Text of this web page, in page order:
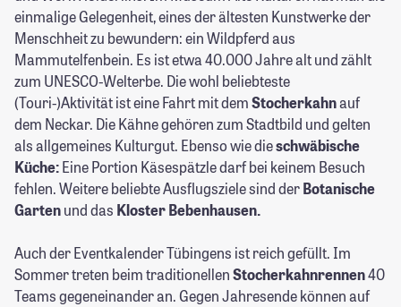
einmalige Gelegenheit, eines der ältesten Kunstwerke der
Menschheit zu bewundern: ein Wildpferd aus
Mammutelfenbein. Es ist etwa 40.000 Jahre alt und zählt
zum UNESCO-Welterbe. Die wohl beliebteste
(Touri-)Aktivität ist eine Fahrt mit demStocherkahnauf
dem Neckar. Die Kähne gehören zum Stadtbild und gelten
als allgemeines Kulturgut. Ebenso wie dieschwäbische
Küche:Eine Portion Käsespätzle darf bei keinem Besuch
fehlen. Weitere beliebte Ausflugsziele sind derBotanische
Gartenund das Kloster Bebenhausen.
Auch der Eventkalender Tübingens ist reich gefüllt. Im
Sommer treten beim traditionellenStocherkahnrennen40
Teams gegeneinander an. Gegen Jahresende können auf